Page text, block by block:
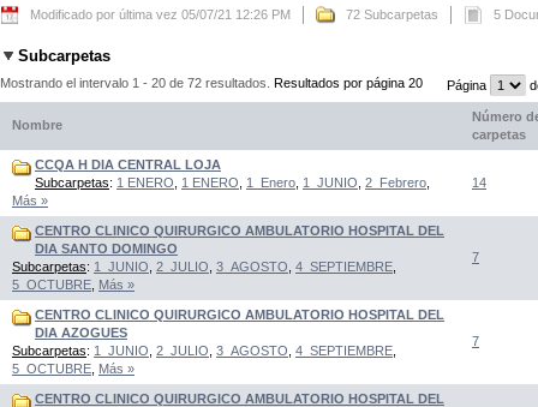
Modificado por última vez 05/07/21 12:26 PM 72 Subcarpetas 5
Subcarpetas
Mostrando el intervalo 1 - 20 de 72 resultados. Resultados por página 20 Página
Nombre
Número
carpetas
CCQA H DIA CENTRAL LOJA
Subcarpetas: 1 ENERO 1 ENERO 1_Enero 1_JUNIO 2_Febrero
Más »
14
CENTRO CLINICO QUIRURGICO AMBULATORIO HOSPITAL DEL
DIA SANTO DOMINGO
Subcarpetas: 1_JUNIO 2_JULIO 3_AGOSTO 4_SEPTIEMBRE
5_OCTUBRE Más »
7
CENTRO CLINICO QUIRURGICO AMBULATORIO HOSPITAL DEL
DIA AZOGUES
Subcarpetas: 1_JUNIO 2_JULIO 3_AGOSTO 4_SEPTIEMBRE
5_OCTUBRE Más »
7
CENTRO CLINICO QUIRURGICO AMBULATORIO HOSPITAL DEL